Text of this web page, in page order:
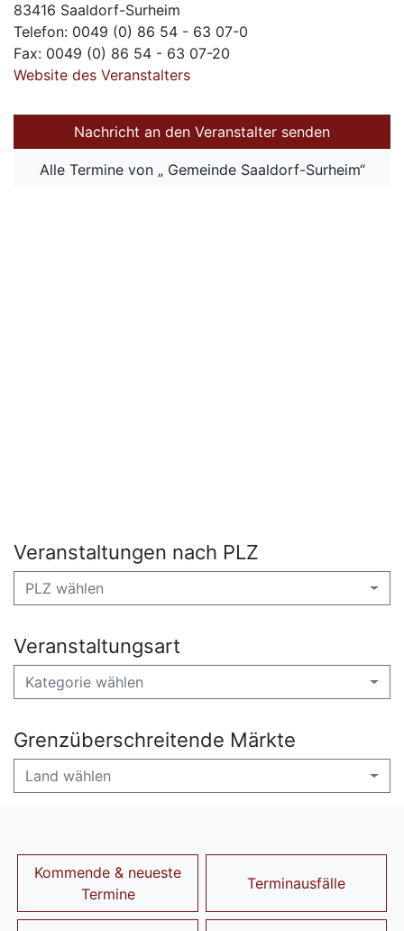
83416 Saaldorf-Surheim
Telefon: 0049 (0) 86 54 - 63 07-0
Fax: 0049 (0) 86 54 - 63 07-20
Website des Veranstalters
Nachricht an den Veranstalter senden
Alle Termine von „ Gemeinde Saaldorf-Surheim“
Veranstaltungen nach PLZ
PLZ wählen
Veranstaltungsart
Kategorie wählen
Grenzüberschreitende Märkte
Land wählen
Kommende & neueste
Termine
Terminausfälle